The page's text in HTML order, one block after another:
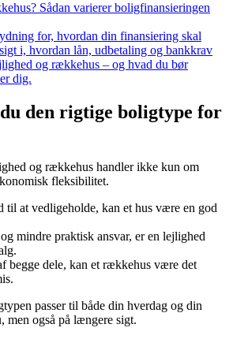
Sådan varierer boligfinansieringen
for, hvordan din finansiering skal
i, hvordan lån, udbetaling og bankkrav
og rækkehus – og hvad du bør
dig.
den rigtige boligtype for
og rækkehus handler ikke kun om
fleksibilitet.
til at vedligeholde, kan et hus være en god
mindre praktisk ansvar, er en lejlighed
begge dele, kan et rækkehus være det
passer til både din hverdag og din
men også på længere sigt.